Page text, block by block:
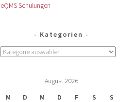
eQMS Schulungen
Kategorien
August 2026
M
D M D F S S